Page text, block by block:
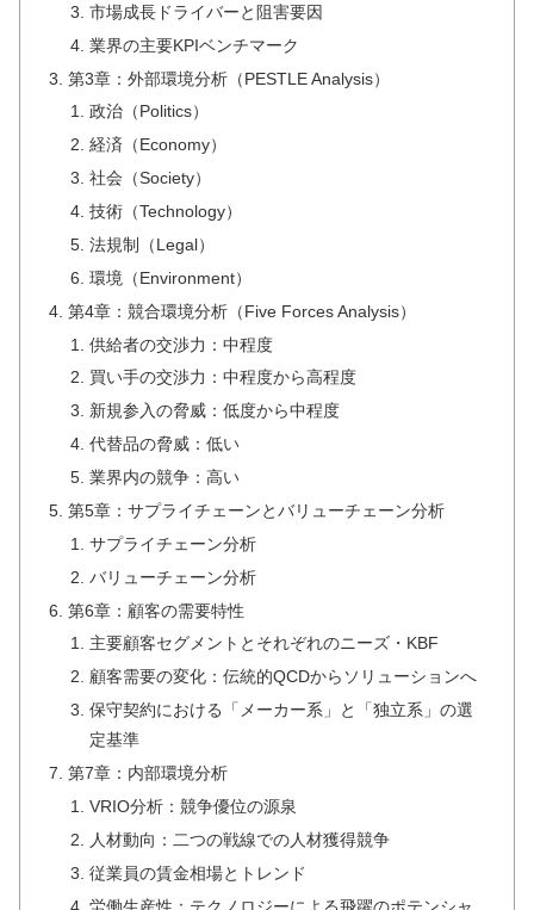
市場成長ドライバーと阻害要因
業界の主要KPIベンチマーク
第3章：外部環境分析（PESTLE Analysis）
政治（Politics）
経済（Economy）
社会（Society）
技術（Technology）
法規制（Legal）
環境（Environment）
第4章：競合環境分析（Five Forces Analysis）
供給者の交渉力：中程度
買い手の交渉力：中程度から高程度
新規参入の脅威：低度から中程度
代替品の脅威：低い
業界内の競争：高い
第5章：サプライチェーンとバリューチェーン分析
サプライチェーン分析
バリューチェーン分析
第6章：顧客の需要特性
主要顧客セグメントとそれぞれのニーズ・KBF
顧客需要の変化：伝統的QCDからソリューションへ
保守契約における「メーカー系」と「独立系」の選
定基準
第7章：内部環境分析
VRIO分析：競争優位の源泉
人材動向：二つの戦線での人材獲得競争
従業員の賃金相場とトレンド
労働生産性：テクノロジーによる飛躍のポテンシャ